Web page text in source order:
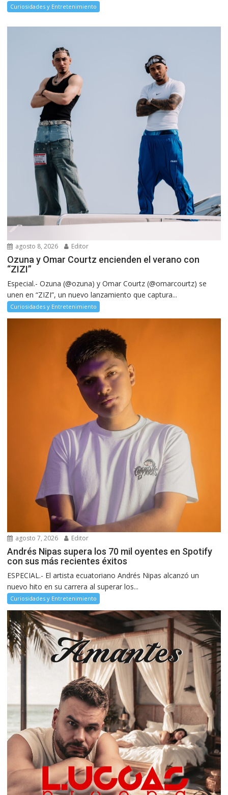
Curiosidades y Entretenimiento
agosto 8, 2026 Editor
Ozuna y Omar Courtz encienden el verano con
“ZIZI”
Especial.- Ozuna (@ozuna) y Omar Courtz (@omarcourtz) se
unen en “ZIZI”, un nuevo lanzamiento que captura...
Curiosidades y Entretenimiento
agosto 7, 2026 Editor
Andrés Nipas supera los 70 mil oyentes en Spotify
con sus más recientes éxitos
ESPECIAL.- El artista ecuatoriano Andrés Nipas alcanzó un
nuevo hito en su carrera al superar los...
Curiosidades y Entretenimiento